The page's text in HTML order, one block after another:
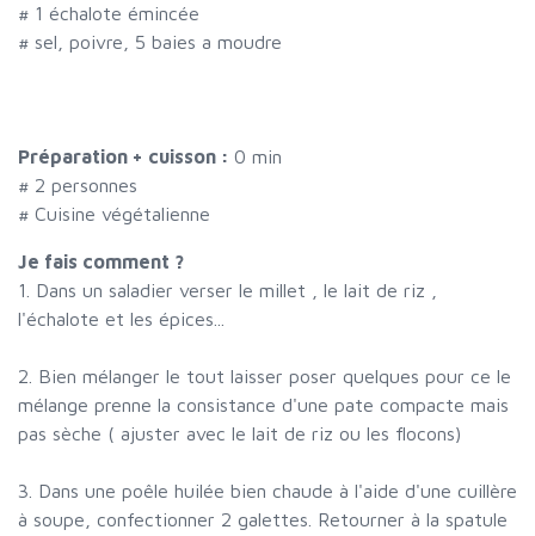
# 1 échalote émincée
# sel, poivre, 5 baies a moudre
Préparation + cuisson : 0 min
# 2 personnes
# Cuisine végétalienne
Je fais comment ?
1. Dans un saladier verser le millet , le lait de riz ,
l'échalote et les épices...
2. Bien mélanger le tout laisser poser quelques pour ce le
mélange prenne la consistance d'une pate compacte mais
pas sèche ( ajuster avec le lait de riz ou les flocons)
3. Dans une poêle huilée bien chaude à l'aide d'une cuillère
à soupe, confectionner 2 galettes. Retourner à la spatule